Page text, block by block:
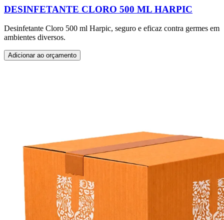
DESINFETANTE CLORO 500 ML HARPIC
Desinfetante Cloro 500 ml Harpic, seguro e eficaz contra germes em
ambientes diversos.
Adicionar ao orçamento